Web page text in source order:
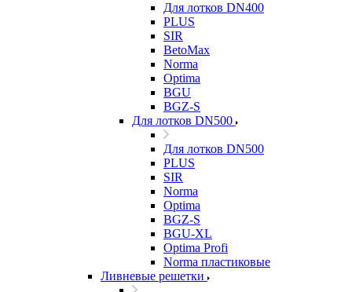
Для лотков DN400
PLUS
SIR
BetoMax
Norma
Optima
BGU
BGZ-S
Для лотков DN500
Для лотков DN500
PLUS
SIR
Norma
Optima
BGZ-S
BGU-XL
Optima Profi
Norma пластиковые
Ливневые решетки